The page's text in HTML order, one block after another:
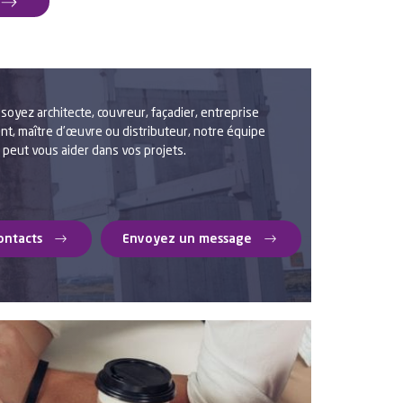
architecte, couvreur, façadier, entreprise
maître d’œuvre ou distributeur, notre équipe
peut vous aider dans vos projets.
Envoyez un message